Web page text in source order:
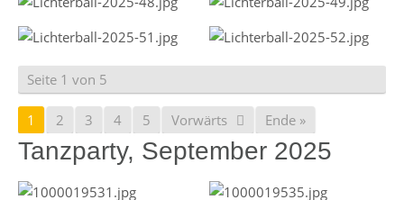
Seite 1 von 5
1 2 3 4 5 Vorwärts Ende »
Tanzparty, September 2025